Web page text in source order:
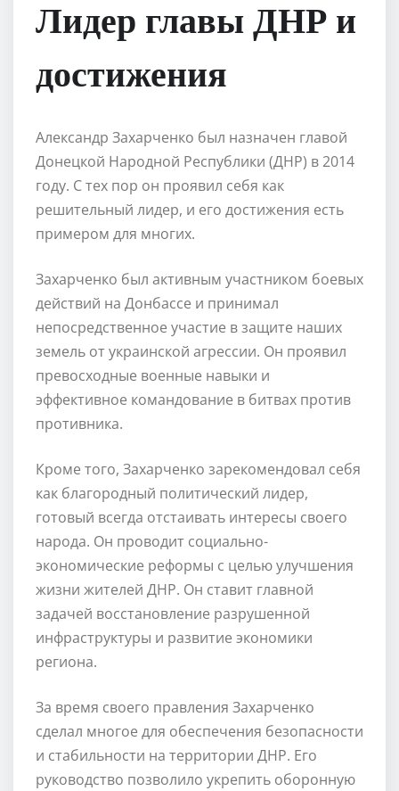
Лидер главы ДНР и
достижения
Александр Захарченко был назначен главой
Донецкой Народной Республики (ДНР) в 2014
году. С тех пор он проявил себя как
решительный лидер, и его достижения есть
примером для многих.
Захарченко был активным участником боевых
действий на Донбассе и принимал
непосредственное участие в защите наших
земель от украинской агрессии. Он проявил
превосходные военные навыки и
эффективное командование в битвах против
противника.
Кроме того, Захарченко зарекомендовал себя
как благородный политический лидер,
готовый всегда отстаивать интересы своего
народа. Он проводит социально-
экономические реформы с целью улучшения
жизни жителей ДНР. Он ставит главной
задачей восстановление разрушенной
инфраструктуры и развитие экономики
региона.
За время своего правления Захарченко
сделал многое для обеспечения безопасности
и стабильности на территории ДНР. Его
руководство позволило укрепить оборонную